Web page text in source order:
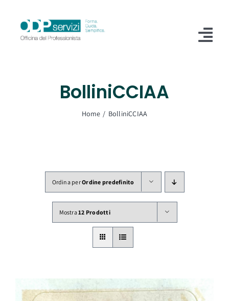
contenuto
BolliniCCIAA
Home BolliniCCIAA
Ordina perOrdine predefinito
Mostra12 Prodotti